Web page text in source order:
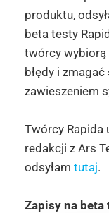
produktu,
beta testy
twórcy wybiorą
błędy i
zawieszeniem
Twórcy Rapida
redakcji z Ars
odsyłam tutaj.
Zapisy na beta